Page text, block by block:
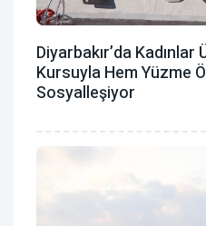
Diyarbakır’da
Kursuyla Hem Yüzme
Sosyalleşiyor